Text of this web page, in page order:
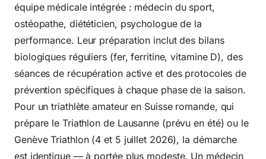
équipe médicale intégrée : médecin du sport,
ostéopathe, diététicien, psychologue de la
performance. Leur préparation inclut des bilans
biologiques réguliers (fer, ferritine, vitamine D), des
séances de récupération active et des protocoles de
prévention spécifiques à chaque phase de la saison.
Pour un triathlète amateur en Suisse romande, qui
prépare le Triathlon de Lausanne (prévu en été) ou le
Genève Triathlon (4 et 5 juillet 2026), la démarche
est identique — à portée plus modeste. Un médecin